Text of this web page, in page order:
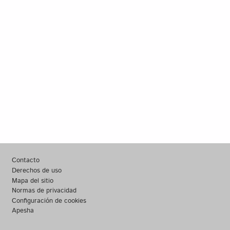
Footer
Contacto
Derechos de uso
Mapa del sitio
Normas de privacidad
Configuración de cookies
Apesha